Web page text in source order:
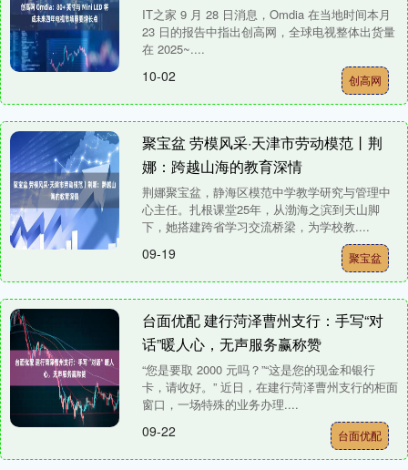
IT之家 9 月 28 日消息，Omdia 在当地时间本月
23 日的报告中指出创高网，全球电视整体出货量
在 2025~....
10-02 创高网
聚宝盆 劳模风采·天津市劳动模范丨荆
娜：跨越山海的教育深情
荆娜聚宝盆，静海区模范中学教学研究与管理中
心主任。扎根课堂25年，从渤海之滨到天山脚
下，她搭建跨省学习交流桥梁，为学校教....
09-19 聚宝盆
台面优配 建行菏泽曹州支行：手写“对
话”暖人心，无声服务赢称赞
“您是要取 2000 元吗？”“这是您的现金和银行
卡，请收好。” 近日，在建行菏泽曹州支行的柜面
窗口，一场特殊的业务办理....
09-22 台面优配